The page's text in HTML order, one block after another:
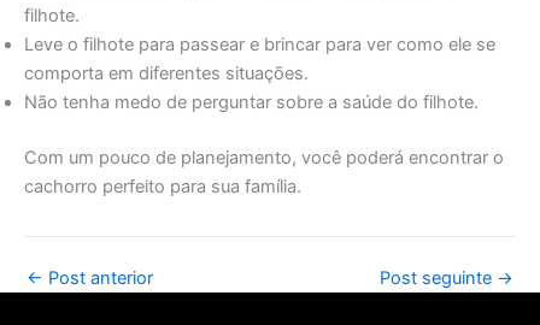
filhote.
Leve o filhote para passear e brincar para ver como ele se
comporta em diferentes situações.
Não tenha medo de perguntar sobre a saúde do filhote.
Com um pouco de planejamento, você poderá encontrar o
cachorro perfeito para sua família.
← Post anterior Post seguinte →